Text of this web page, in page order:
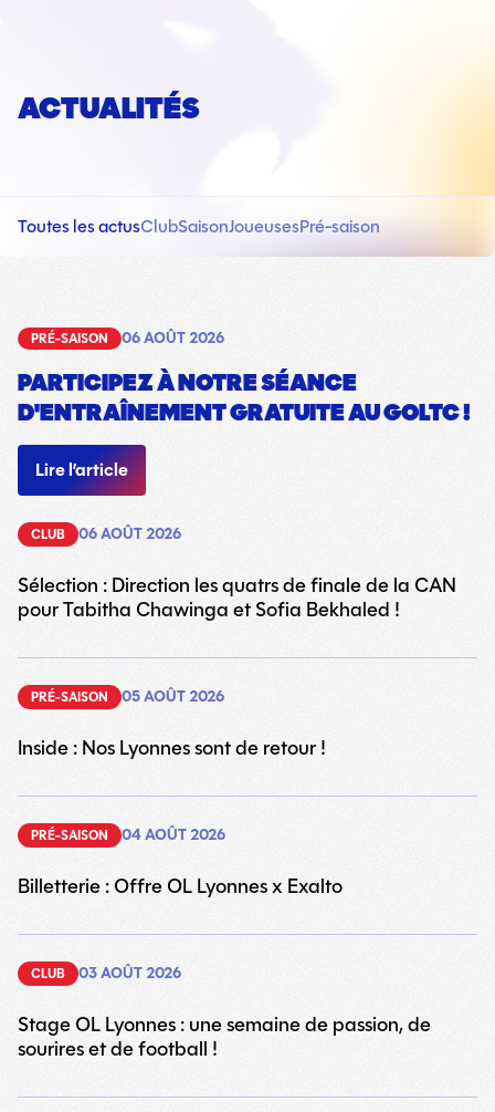
ACTUALITÉS
Toutes les actusClubSaisonJoueusesPré-saison
PRÉ-SAISON 06 AOÛT 2026
PARTICIPEZ À NOTRE SÉANCE
D'ENTRAÎNEMENT GRATUITE AU GOLTC !
Lire l’article
CLUB 06 AOÛT 2026
Sélection : Direction les quatrs de finale de la CAN
pour Tabitha Chawinga et Sofia Bekhaled !
PRÉ-SAISON 05 AOÛT 2026
Inside : Nos Lyonnes sont de retour !
PRÉ-SAISON 04 AOÛT 2026
Billetterie : Offre OL Lyonnes x Exalto
CLUB 03 AOÛT 2026
Stage OL Lyonnes : une semaine de passion, de
sourires et de football !